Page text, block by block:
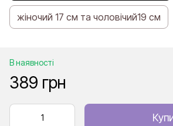
жіночий 17 см та чоловічий19 см
В наявності
389 грн